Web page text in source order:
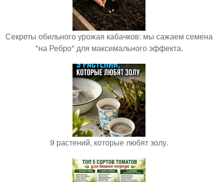
Секреты обильного урожая кабачков: мы сажаем семена
"на Ребро" для максимального эффекта.
9 растений, которые любят золу.